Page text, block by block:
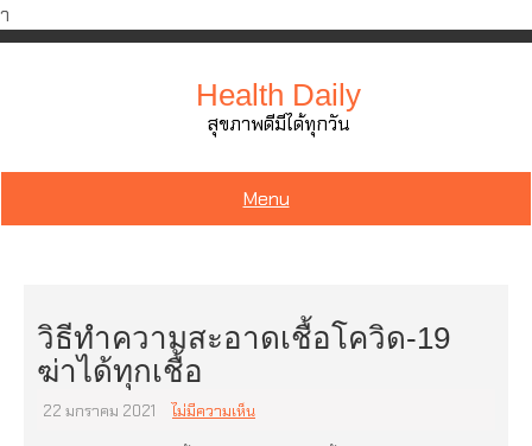
ำ
Skip
Health Daily
สุขภาพดีมีได้ทุกวัน
Menu
วิธีทำความสะอาดเชื้อโควิด-19
ฆ่าได้ทุกเชื้อ
22 มกราคม 2021 ไม่มีความเห็น